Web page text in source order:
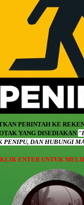
PERINTAH KE
YANG DISEDIAKAN
PENIPU, DAN HUBUNGI
KLIK ENTER UNTUK